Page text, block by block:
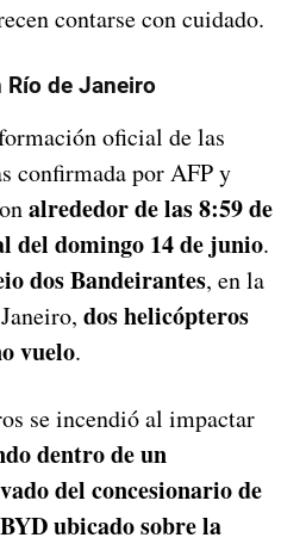
contarse con cuidado.
Río de Janeiro
oficial de las
confirmada por AFP y
alrededor de las 8:59 de
del domingo 14 de junio.
dos Bandeirantes, en la
dos helicópteros
vuelo.
se incendió al impactar
dentro de un
del concesionario de
ubicado sobre la